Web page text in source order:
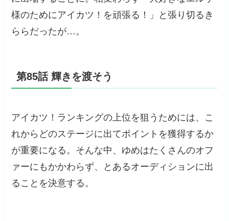
様のためにアイカツ！を頑張る！」と張り切るき
ららだったが…。
第85話 輝きを渡そう
アイカツ！ランキングの上位を狙うためには、こ
れからどのステージに出てポイントを獲得するか
が重要になる。そんな中、ゆめはたくさんのオフ
ァーにもかかわらず、とあるオーディションに出
ることを決意する。